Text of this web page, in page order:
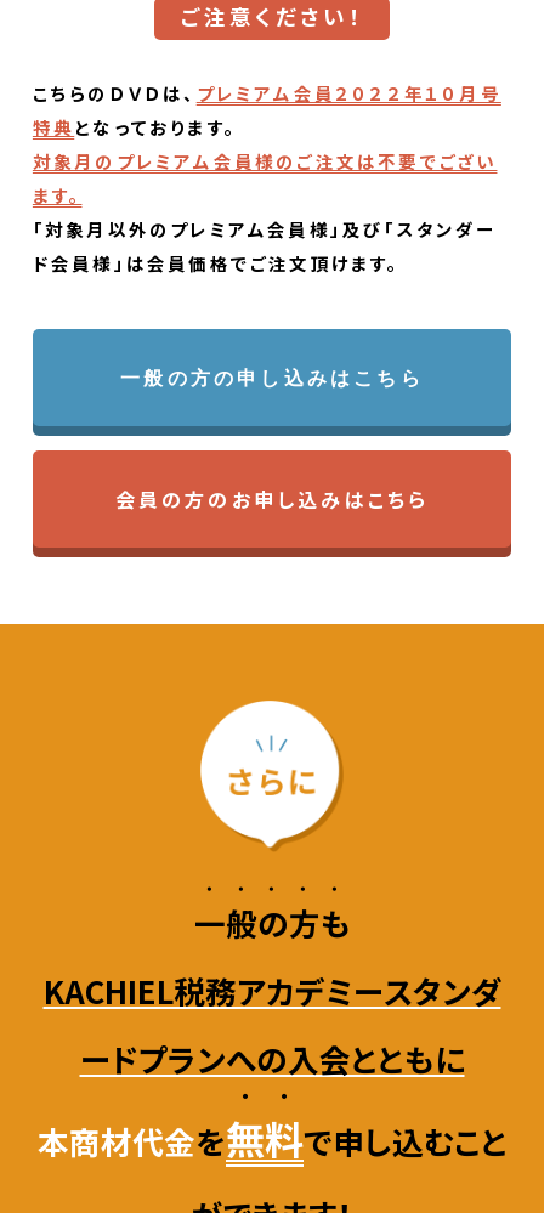
ご注意ください！
こちらのＤＶＤは、 プレミアム会員２０２２年１０月号
特典となっております。
対象月のプレミアム会員様のご注文は不要でござい
ます。
「対象月以外のプレミアム会員様」及び「スタンダー
ド会員様」は会員価格でご注文頂けます。
一般の方の申し込みはこちら
会員の方のお申し込みはこちら
一般の方も
・・・・・
KACHIEL税務アカデミースタンダ
ードプランへの入会とともに
本商材代金を無料
・・
で申し込むこと